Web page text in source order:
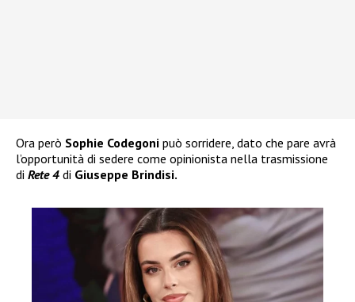
Ora però Sophie Codegoni può sorridere, dato che pare avrà
l’opportunità di sedere come opinionista nella trasmissione
di Rete 4 di Giuseppe Brindisi.